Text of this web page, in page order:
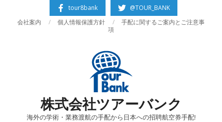
tour8bank
@TOUR_BANK
会社案内
個人情報保護方針
手配に関するご案内とご注意事
項
株式会社ツアーバンク
海外の学術・業務渡航の手配から日本への招聘航空券手配!